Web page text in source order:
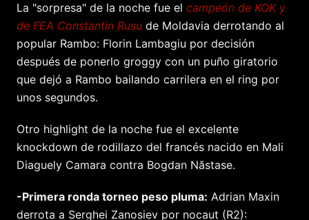
La "sorpresa" de la noche fue el campeón de KOK y
de FEA Constantin Rusu de Moldavia derrotando al
popular Rambo: Florin Lambagiu por decisión
después de ponerlo groggy con un puño giratorio
que dejó a Rambo bailando carrilera en el ring por
unos segundos.
Otro highlight de la noche fue el excelente
knockdown de rodillazo del francés nacido en Mali
Diaguely Camara contra Bogdan Năstase.
-Primera ronda torneo peso pluma: Adrian Maxin
derrota a Serghei Zanosiev por nocaut (R2):